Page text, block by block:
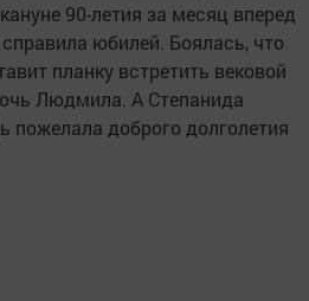
90-летия за месяц вперед
юбилей. Боялась, что
планку встретить вековой
Людмила. А Степанида
пожелала доброго долголетия